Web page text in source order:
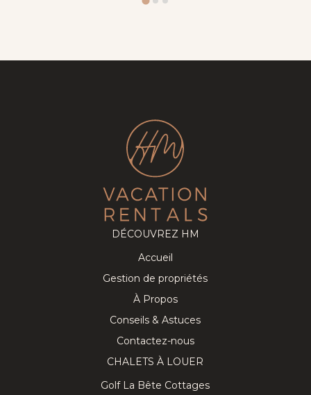
DÉCOUVREZ HM
Accueil
Gestion de propriétés
À Propos
Conseils & Astuces
Contactez-nous
CHALETS À LOUER
Golf La Bête Cottages